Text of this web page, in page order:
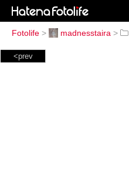
Fotolife > madnesstaira >
<prev